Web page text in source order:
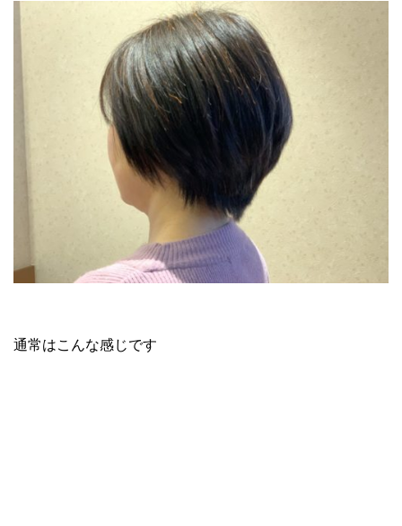
通常はこんな感じです